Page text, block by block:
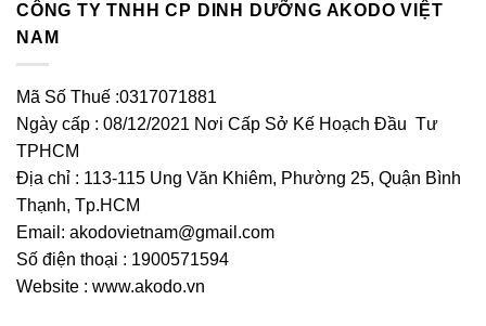
CÔNG TY TNHH CP DINH DƯỠNG AKODO VIỆT
NAM
Mã Số Thuế :0317071881
Ngày cấp : 08/12/2021 Nơi Cấp Sở Kế Hoạch Đầu Tư
TPHCM
Địa chỉ : 113-115 Ung Văn Khiêm, Phường 25, Quận Bình
Thạnh, Tp.HCM
Email: akodovietnam@gmail.com
Số điện thoại : 1900571594
Website : www.akodo.vn